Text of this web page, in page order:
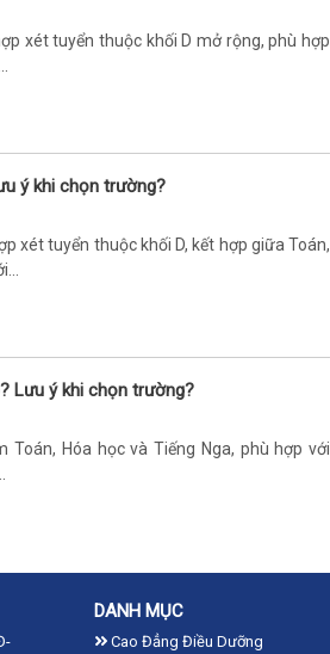
xét tuyển thuộc khối D mở rộng, phù hợp
ý khi chọn trường?
xét tuyển thuộc khối D, kết hợp giữa Toán,
Lưu ý khi chọn trường?
Toán, Hóa học và Tiếng Nga, phù hợp với
DANH MỤC
Cao Đẳng Điều Dưỡng